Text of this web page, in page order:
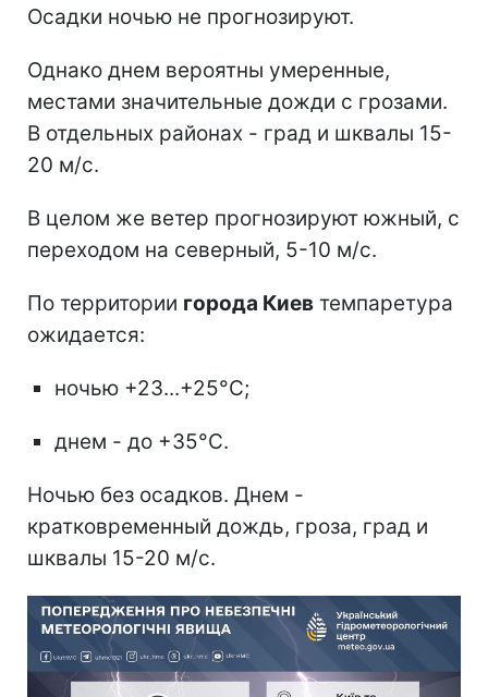
Осадки ночью не прогнозируют.
Однако днем вероятны умеренные,
местами значительные дожди с грозами.
В отдельных районах - град и шквалы 15-
20 м/с.
В целом же ветер прогнозируют южный, с
переходом на северный, 5-10 м/с.
По территории города Киев темпаретура
ожидается:
ночью +23...+25°С;
днем - до +35°С.
Ночью без осадков. Днем -
кратковременный дождь, гроза, град и
шквалы 15-20 м/с.